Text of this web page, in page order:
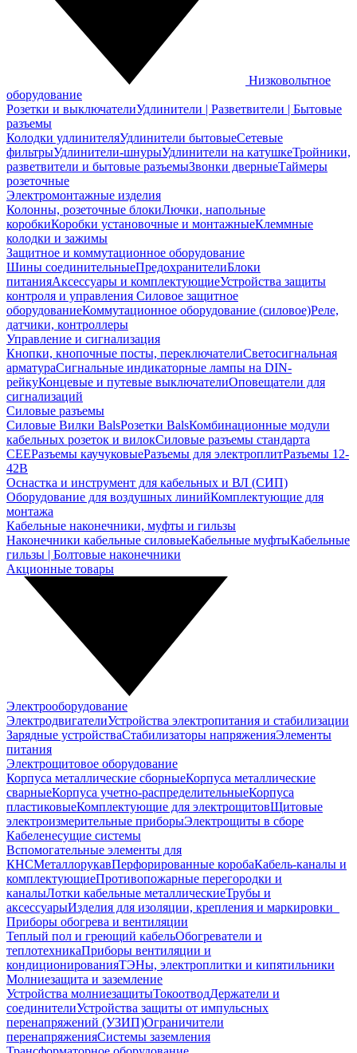
Низковольтное
оборудование
Розетки и выключателиУдлинители | Разветвители | Бытовые
разъемы
Колодки удлинителяУдлинители бытовыеСетевые
фильтрыУдлинители-шнурыУдлинители на катушкеТройники,
разветвители и бытовые разъемыЗвонки дверныеТаймеры
розеточные
Электромонтажные изделия
Колонны, розеточные блокиЛючки, напольные
коробкиКоробки установочные и монтажныеКлеммные
колодки и зажимы
Защитное и коммутационное оборудование
Шины соединительныеПредохранителиБлоки
питанияАксессуары и комплектующиеУстройства защиты
контроля и управления Силовое защитное
оборудованиеКоммутационное оборудование (силовое)Реле,
датчики, контроллеры
Управление и сигнализация
Кнопки, кнопочные посты, переключателиСветосигнальная
арматураСигнальные индикаторные лампы на DIN-
рейкуКонцевые и путевые выключателиОповещатели для
сигнализаций
Силовые разъемы
Силовые Вилки BalsРозетки BalsКомбинационные модули
кабельных розеток и вилокСиловые разъемы стандарта
CEEРазъемы каучуковыеРазъемы для электроплитРазъемы 12-
42В
Оснастка и инструмент для кабельных и ВЛ (СИП)
Оборудование для воздушных линийКомплектующие для
монтажа
Кабельные наконечники, муфты и гильзы
Наконечники кабельные силовыеКабельные муфтыКабельные
гильзы | Болтовые наконечники
Акционные товары
Электрооборудование
ЭлектродвигателиУстройства электропитания и стабилизации
Зарядные устройстваСтабилизаторы напряженияЭлементы
питания
Электрощитовое оборудование
Корпуса металлические сборныеКорпуса металлические
сварныеКорпуса учетно-распределительныеКорпуса
пластиковыеКомплектующие для электрощитовЩитовые
электроизмерительные приборыЭлектрощиты в сборе
Кабеленесущие системы
Вспомогательные элементы для
КНСМеталлорукавПерфорированные коробаКабель-каналы и
комплектующиеПротивопожарные перегородки и
каналыЛотки кабельные металлическиеТрубы и
аксессуарыИзделия для изоляции, крепления и маркировки
Приборы обогрева и вентиляции
Теплый пол и греющий кабельОбогреватели и
теплотехникаПриборы вентиляции и
кондиционированияТЭНы, электроплитки и кипятильники
Молниезащита и заземление
Устройства молниезащитыТокоотводДержатели и
соединителиУстройства защиты от импульсных
перенапряжений (УЗИП)Ограничители
перенапряженияСистемы заземления